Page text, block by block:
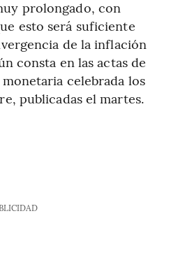
prolongado, con
esto será suficiente
de la inflación
consta en las actas de
celebrada los
publicadas el martes.